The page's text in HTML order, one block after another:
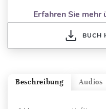
Erfahren Sie
BUCH
Audios
Beschreibung